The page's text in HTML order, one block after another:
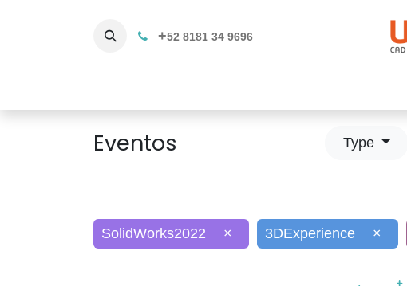
+52 8181 34 9696
Eventos Type
SolidWorks2022 × 3DExperience ×